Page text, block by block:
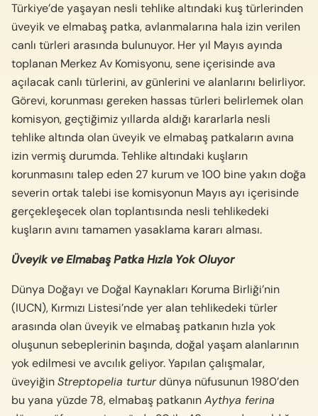
Türkiye’de yaşayan nesli tehlike altındaki kuş türlerinden
üveyik ve elmabaş patka, avlanmalarına hala izin verilen
canlı türleri arasında bulunuyor. Her yıl Mayıs ayında
toplanan Merkez Av Komisyonu, sene içerisinde ava
açılacak canlı türlerini, av günlerini ve alanlarını belirliyor.
Görevi, korunması gereken hassas türleri belirlemek olan
komisyon, geçtiğimiz yıllarda aldığı kararlarla nesli
tehlike altında olan üveyik ve elmabaş patkaların avına
izin vermiş durumda. Tehlike altındaki kuşların
korunmasını talep eden 27 kurum ve 100 bine yakın doğa
severin ortak talebi ise komisyonun Mayıs ayı içerisinde
gerçekleşecek olan toplantısında nesli tehlikedeki
kuşların avını tamamen yasaklama kararı alması.
Üveyik ve Elmabaş Patka Hızla Yok Oluyor
Dünya Doğayı ve Doğal Kaynakları Koruma Birliği’nin
(IUCN), Kırmızı Listesi’nde yer alan tehlikedeki türler
arasında olan üveyik ve elmabaş patkanın hızla yok
oluşunun sebeplerinin başında, doğal yaşam alanlarının
yok edilmesi ve avcılık geliyor. Yapılan çalışmalar,
üveyiğinStreptopelia turturdünya nüfusunun 1980’den
bu yana yüzde 78, elmabaş patkanınAythya ferina